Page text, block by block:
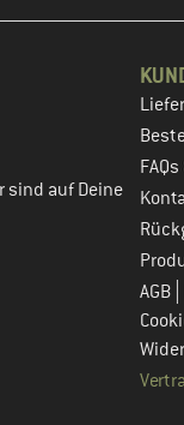
sind auf Deine
AGB